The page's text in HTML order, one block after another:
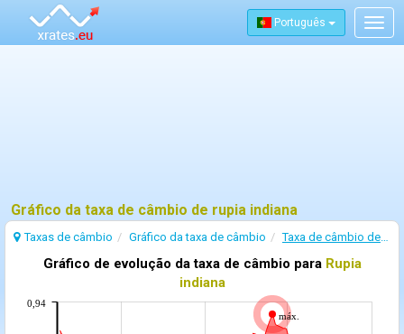
Português
Gráfico da taxa de câmbio de rupia indiana
Taxas de câmbio Gráfico da taxa de câmbio Taxa de câmbio de Rupia indiana
Gráfico de evolução da taxa de câmbio para Rupia
indiana
máx.
0,94